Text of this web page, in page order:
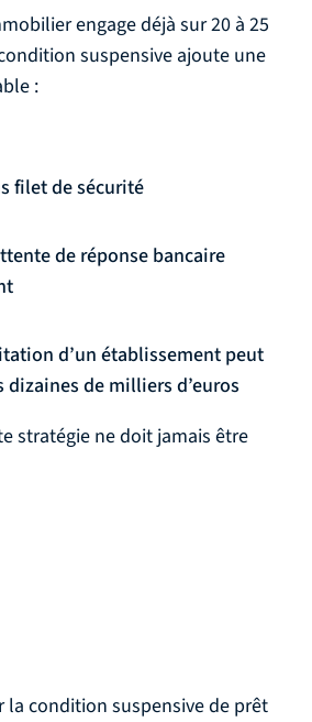
engage déjà sur 20 à 25
suspensive ajoute une
:
filet de sécurité
de réponse bancaire
d’un établissement peut
de milliers d’euros
stratégie ne doit jamais être
la condition suspensive de prêt